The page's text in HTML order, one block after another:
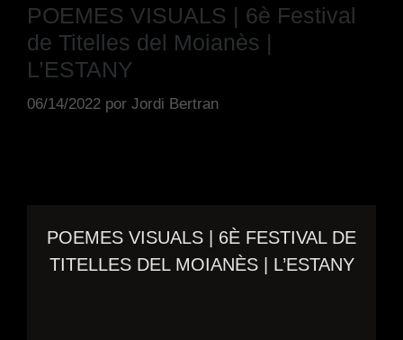
POEMES VISUALS | 6è Festival
de Titelles del Moianès |
L’ESTANY
06/14/2022 por Jordi Bertran
POEMES VISUALS | 6È FESTIVAL DE
TITELLES DEL MOIANÈS | L’ESTANY